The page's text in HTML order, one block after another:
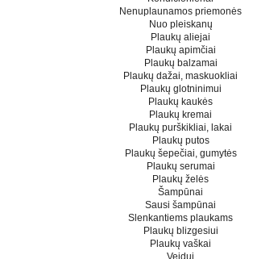
Nenuplaunamos priemonės
Nuo pleiskanų
Plaukų aliejai
Plaukų apimčiai
Plaukų balzamai
Plaukų dažai, maskuokliai
Plaukų glotninimui
Plaukų kaukės
Plaukų kremai
Plaukų purškikliai, lakai
Plaukų putos
Plaukų šepečiai, gumytės
Plaukų serumai
Plaukų želės
Šampūnai
Sausi šampūnai
Slenkantiems plaukams
Plaukų blizgesiui
Plaukų vaškai
Veidui